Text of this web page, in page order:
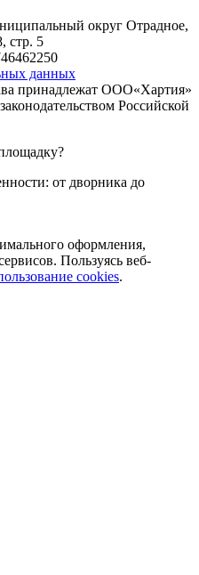
округ Отрадное,
стр. 5
данных
принадлежат ООО«Хартия»
Российской
от дворника до
оформления,
Пользуясь веб-
cookies.